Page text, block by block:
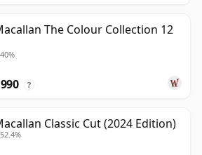
The Colour Collection 12
?
Classic Cut (2024 Edition)